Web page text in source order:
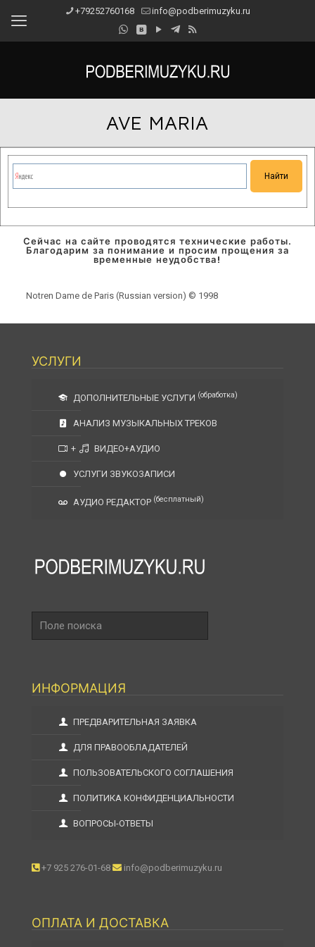
+79252760168 info@podberimuzyku.ru
AVE MARIA
Сейчас на сайте проводятся технические работы.
Благодарим за понимание и просим прощения за
временные неудобства!
Notren Dame de Paris (Russian version) © 1998
УСЛУГИ
ДОПОЛНИТЕЛЬНЫЕ УСЛУГИ (обработка)
АНАЛИЗ МУЗЫКАЛЬНЫХ ТРЕКОВ
+ ВИДЕО+АУДИО
УСЛУГИ ЗВУКОЗАПИСИ
АУДИО РЕДАКТОР (бесплатный)
поиска
ИНФОРМАЦИЯ
ПРЕДВАРИТЕЛЬНАЯ ЗАЯВКА
ДЛЯ ПРАВООБЛАДАТЕЛЕЙ
ПОЛЬЗОВАТЕЛЬСКОГО СОГЛАШЕНИЯ
ПОЛИТИКА КОНФИДЕНЦИАЛЬНОСТИ
ВОПРОСЫ-ОТВЕТЫ
+7 925 276-01-68 info@podberimuzyku.ru
ОПЛАТА И ДОСТАВКА